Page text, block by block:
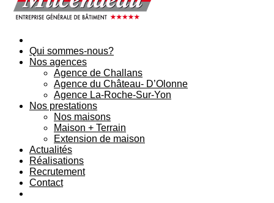
Qui sommes-nous?
Nos agences
Agence de Challans
Agence du Château- D’Olonne
Agence La-Roche-Sur-Yon
Nos prestations
Nos maisons
Maison + Terrain
Extension de maison
Actualités
Réalisations
Recrutement
Contact